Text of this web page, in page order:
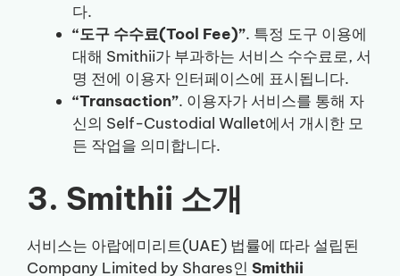
다.
“도구 수수료(Tool Fee)”. 특정 도구 이용에
대해 Smithii가 부과하는 서비스 수수료로, 서
명 전에 이용자 인터페이스에 표시됩니다.
“Transaction”. 이용자가 서비스를 통해 자
신의 Self-Custodial Wallet에서 개시한 모
든 작업을 의미합니다.
3. Smithii 소개
서비스는 아랍에미리트(UAE) 법률에 따라 설립된
Company Limited by Shares인 Smithii